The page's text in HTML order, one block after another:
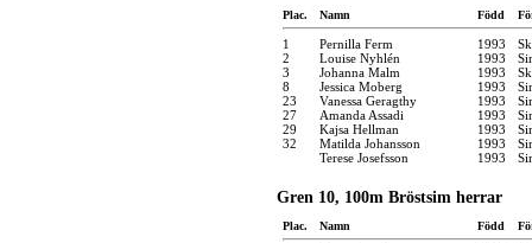
Plac. Namn Född
1 Pernilla Ferm 1993
2
Louise Nyhlén 1993
3
Johanna Malm 1993
8
Jessica Moberg 1993
23
Vanessa Geragthy 1993
27
Amanda Assadi 1993
29
Kajsa Hellman 1993
32
Matilda Johansson 1993
Terese Josefsson
1993
Gren 10, 100m Bröstsim herrar
Plac. Namn Född